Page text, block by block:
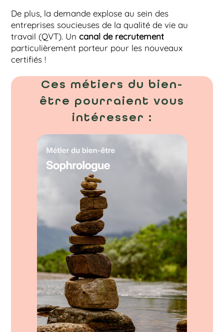
De plus, la demande explose au sein des
entreprises soucieuses de la qualité de vie au
travail (QVT). Uncanal de recrutement
particulièrement porteur pour les nouveaux
certifiés !
Ces métiers du bien-
être pourraient vous
intéresser :